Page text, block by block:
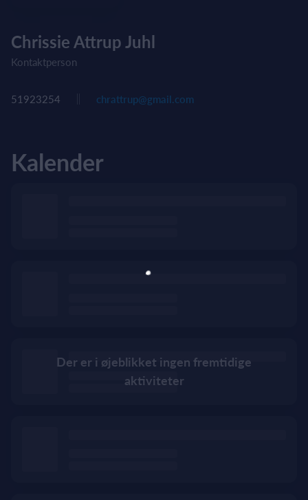
Chrissie Attrup Juhl
Kontaktperson
51923254 chrattrup@gmail.com
Kalender
Der er i øjeblikket ingen fremtidige
aktiviteter